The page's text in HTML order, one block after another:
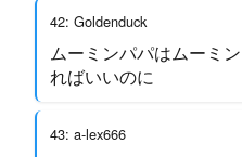
42: Goldenduck
ムーミンパパはムーミ
ればいいのに
43: a-lex666